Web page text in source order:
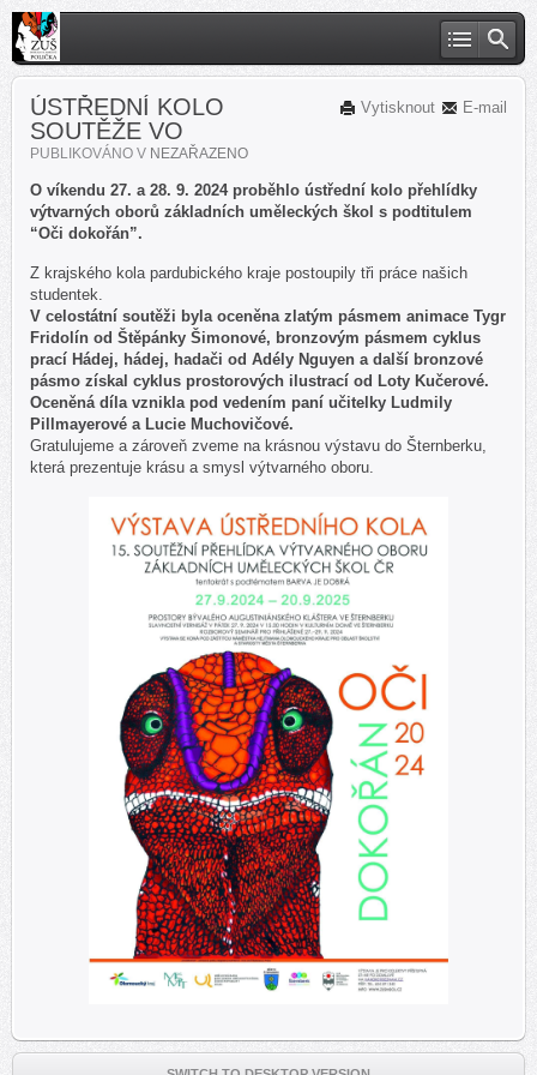
E-mail
Vytisknout
ÚSTŘEDNÍ KOLO
SOUTĚŽE VO
PUBLIKOVÁNO V NEZAŘAZENO
O víkendu 27. a 28. 9. 2024 proběhlo ústřední kolo přehlídky
výtvarných oborů základních uměleckých škol s podtitulem
“Oči dokořán”.
Z krajského kola pardubického kraje postoupily tři práce našich
studentek.
V celostátní soutěži byla oceněna zlatým pásmem animace Tygr
Fridolín od Štěpánky Šimonové, bronzovým pásmem cyklus
prací Hádej, hádej, hadači od Adély Nguyen a další bronzové
pásmo získal cyklus prostorových ilustrací od Loty Kučerové.
Oceněná díla vznikla pod vedením paní učitelky Ludmily
Pillmayerové a Lucie Muchovičové.
Gratulujeme a zároveň zveme na krásnou výstavu do Šternberku,
která prezentuje krásu a smysl výtvarného oboru.